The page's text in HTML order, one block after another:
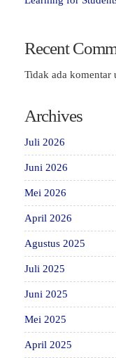
Recent
Tidak ada
Archives
Juli 2026
Juni 2026
Mei 2026
April 2026
Agustus 2025
Juli 2025
Juni 2025
Mei 2025
April 2025